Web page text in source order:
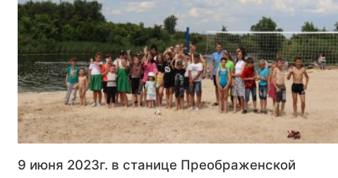
9 июня 2023г. в станице Преображенской